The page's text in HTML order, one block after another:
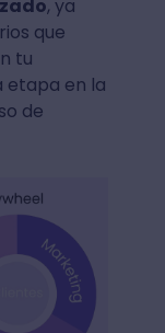
, ya
que
tu
etapa en la
de